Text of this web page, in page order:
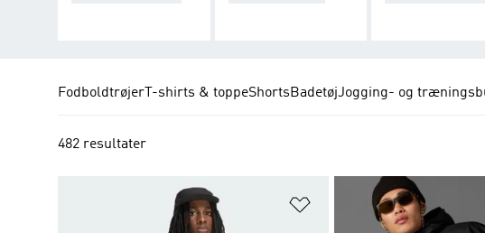
FodboldtrøjerT-shirts & toppeShortsBadetøjJogging- og
482 resultater
Føj til ønskeliste